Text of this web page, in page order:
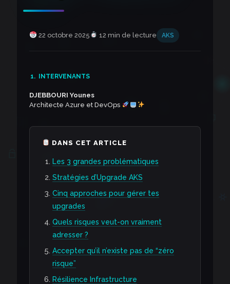
22 octobre 2025 12 min de lecture AKS
1. INTERVENANTS
DJEBBOURI Younes
Architecte Azure et DevOps
DANS CET ARTICLE
Les 3 grandes problématiques
Stratégies d’Upgrade AKS
Cinq approches pour gérer tes
upgrades
Quels risques veut-on vraiment
adresser ?
Accepter qu’il n’existe pas de “zéro
risque”
Résilience Infrastructure